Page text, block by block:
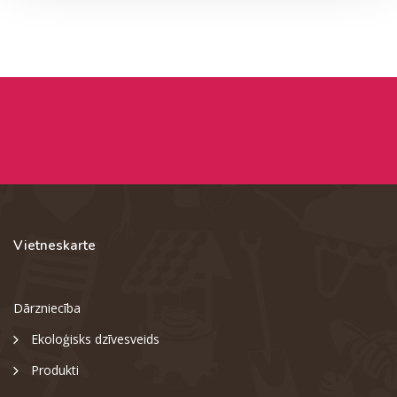
Vietneskarte
Dārzniecība
Ekoloģisks dzīvesveids
Produkti